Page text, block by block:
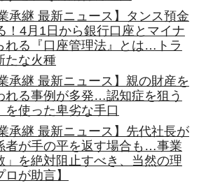
承継 最新ニュース】タンス預金
！4月1日から銀行口座とマイナ
れる『口座管理法』とは…トラ
たな火種
承継 最新ニュース】親の財産を
れる事例が多発…認知症を狙う
を使った卑劣な手口
承継 最新ニュース】先代社長が
者が手の平を返す場合も…事業
」を絶対阻止すべき、当然の理
が助言】